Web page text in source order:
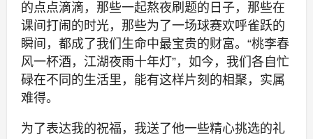
的点点滴滴，那些一起熬夜刷题的日子，那些在
课间打闹的时光，那些为了一场球赛欢呼雀跃的
瞬间，都成了我们生命中最宝贵的财富。“桃李春
风一杯酒，江湖夜雨十年灯”，如今，我们各自忙
碌在不同的生活里，能有这样片刻的相聚，实属
难得。
为了表达我的祝福，我送了他一些精心挑选的礼